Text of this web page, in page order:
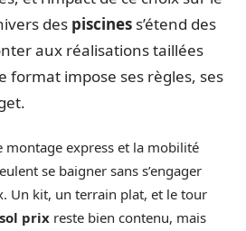
des piscines s’étend des
aux réalisations taillées
format impose ses règles, ses
montage express et la mobilité
se baigner sans s’engager
Un kit, un terrain plat, et le tour
prix reste bien contenu, mais